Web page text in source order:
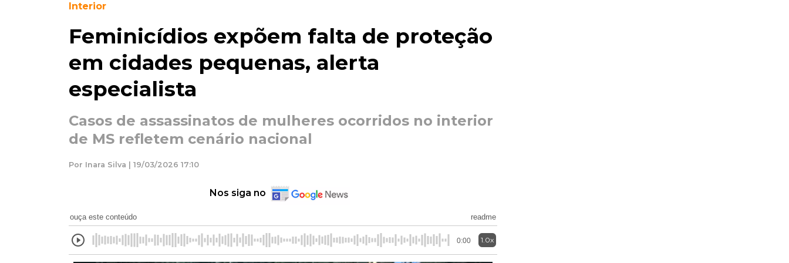
Interior
Feminicídios expõem falta de proteção
em cidades pequenas, alerta
especialista
Casos de assassinatos de mulheres ocorridos no interior
de MS refletem cenário nacional
Por Inara Silva | 19/03/2026 17:10
Nos siga no
ouça este conteúdo readme
0:00 1.0x